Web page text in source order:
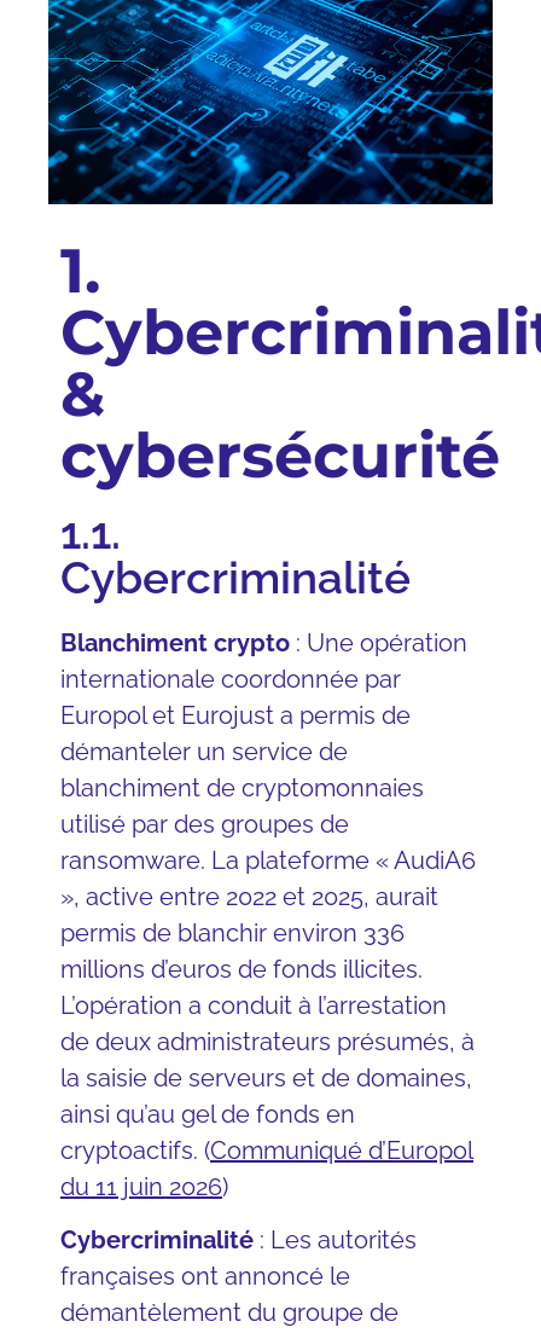
1.
&
cybersécurité
1.1.
Cybercriminalité
Blanchiment crypto : Une opération
internationale coordonnée par
Europol et Eurojust a permis de
démanteler un service de
blanchiment de cryptomonnaies
utilisé par des groupes de
ransomware. La plateforme « AudiA6
», active entre 2022 et 2025, aurait
permis de blanchir environ 336
millions d’euros de fonds illicites.
L’opération a conduit à l’arrestation
de deux administrateurs présumés, à
la saisie de serveurs et de domaines,
ainsi qu’au gel de fonds en
cryptoactifs. (Communiqué d’Europol
du 11 juin 2026)
Cybercriminalité : Les autorités
françaises ont annoncé le
démantèlement du groupe de